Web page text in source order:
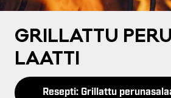
GRIL­LAT­TU
LAAT­TI
Resepti: Grillattu